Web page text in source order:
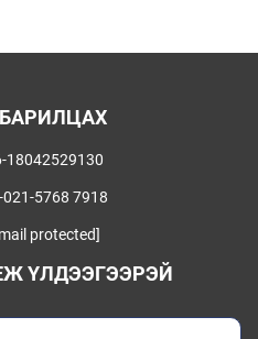
18042529130
5768 7918
protected]
ҮЛДЭЭГЭЭРЭЙ